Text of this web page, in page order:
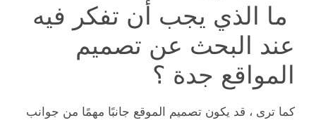
ما الذي يجب أن تفكر فيه
عند البحث عن تصميم
المواقع جدة ؟
كما ترى ، قد يكون تصميم الموقع جانبًا مهمًا من جوانب